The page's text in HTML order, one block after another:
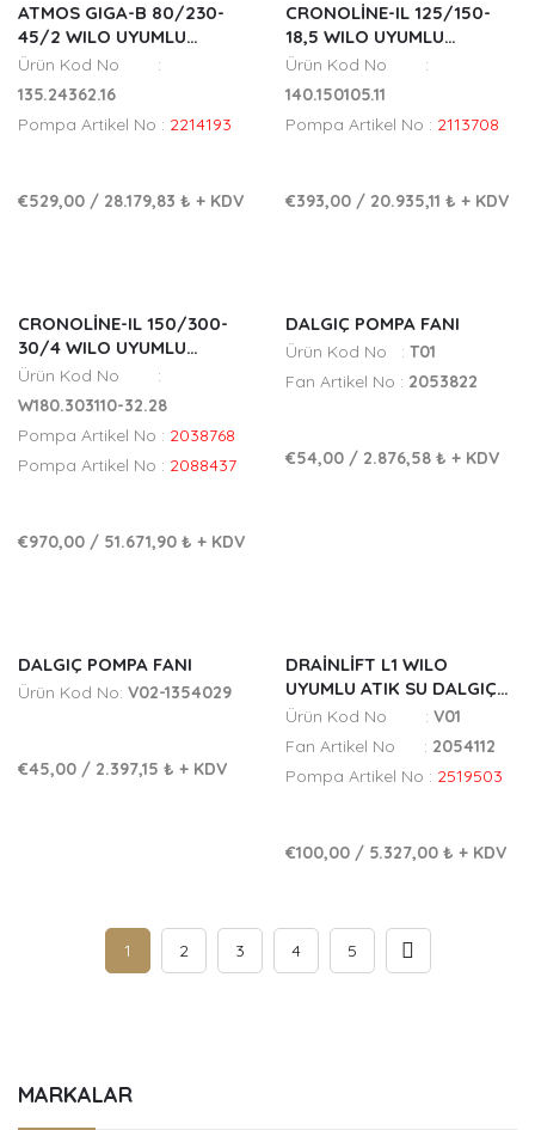
ATMOS GIGA-B 80/230-
45/2 WILO UYUMLU
SIRKÜLASYON POMPA FANI
Ürün Kod No :
135.24362.16
Pompa Artikel No : 2214193
€529,00 / 28.179,83 ₺ + KDV
CRONOLINE-IL 125/150-
18,5 WILO UYUMLU
SIRKÜLASYON POMPA FANI
Ürün Kod No :
140.150105.11
Pompa Artikel No : 2113708
€393,00 / 20.935,11 ₺ + KDV
CRONOLINE-IL 150/300-
30/4 WILO UYUMLU
SIRKÜLASYON POMPA FANI
Ürün Kod No :
W180.303110-32.28
Pompa Artikel No : 2038768
Pompa Artikel No : 2088437
€970,00 / 51.671,90 ₺ + KDV
DALGIÇ POMPA FANI
Ürün Kod No : T01
Fan Artikel No : 2053822
€54,00 / 2.876,58 ₺ + KDV
DALGIÇ POMPA FANI
Ürün Kod No: V02-1354029
€45,00 / 2.397,15 ₺ + KDV
DRAINLIFT L1 WILO
UYUMLU ATIK SU DALGIÇ
POMPA FANI
Ürün Kod No : V01
Fan Artikel No : 2054112
Pompa Artikel No : 2519503
€100,00 / 5.327,00 ₺ + KDV
1 2 3 4 5
MARKALAR